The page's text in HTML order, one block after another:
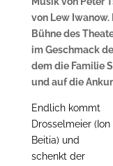
von Lew
Bühne des
im Geschmack
dem die Familie
und auf die
Endlich kommt
Drosselmeier (Ion
Beitia) und
schenkt der